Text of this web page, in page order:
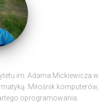
im. Adama Mickiewicza w
Miłośnik komputerów,
oprogramowania.